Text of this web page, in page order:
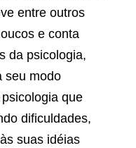
entre outros
e conta
da psicologia,
seu modo
que
dificuldades,
suas idéias